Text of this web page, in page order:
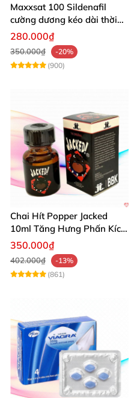
Maxxsat 100 Sildenafil
cường dương kéo dài thời
gian dùng hiệu quả nhanh
280.000₫
350.000₫
-20%
(900)
Chai Hít Popper Jacked
10ml Tăng Hưng Phấn Kích
Thích Mạnh Mẽ
350.000₫
402.000₫
-13%
(861)